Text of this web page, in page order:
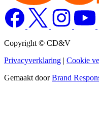
Copyright © CD&V
Privacyverklaring | Cookie
Gemaakt doorBrand